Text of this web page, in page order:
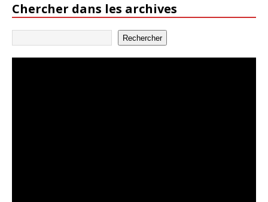
Chercher dans les archives
Rechercher